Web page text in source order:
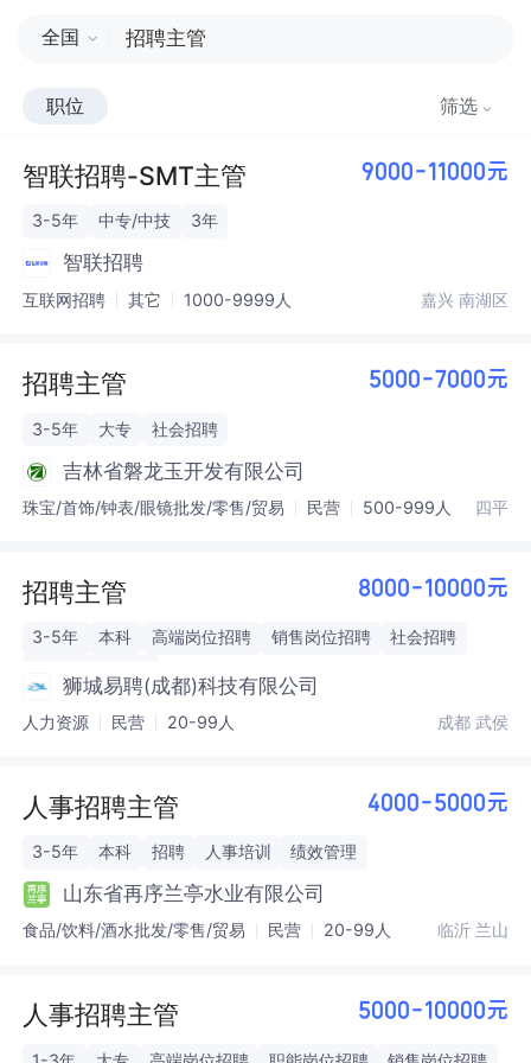
全国
职位 筛选
智联招聘-SMT主管 9000-11000元
3-5年 中专/中技 3年
智联招聘
互联网招聘 其它 1000-9999人 嘉兴 南湖区
招聘主管 5000-7000元
3-5年 大专 社会招聘
吉林省磐龙玉开发有限公司
珠宝/首饰/钟表/眼镜批发/零售/贸易 民营 500-999人 四平
招聘主管 8000-10000元
3-5年 本科 高端岗位招聘 销售岗位招聘
社会招聘
狮城易聘(成都)科技有限公司
人力资源 民营 20-99人 成都 武侯
人事招聘主管 4000-5000元
3-5年 本科 招聘 人事培训 绩效管理
山东省再序兰亭水业有限公司
食品/饮料/酒水批发/零售/贸易 民营 20-99人 临沂 兰山
人事招聘主管 5000-10000元